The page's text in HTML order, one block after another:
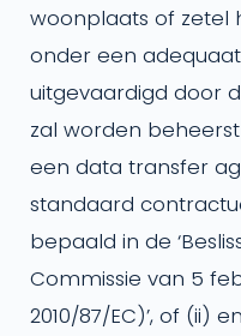
woonplaats of zetel
onder een
uitgevaardigd door
zal worden
een data transfer
standaard
bepaald in de
Commissie van 5
2010/87/EC)’, of (ii)